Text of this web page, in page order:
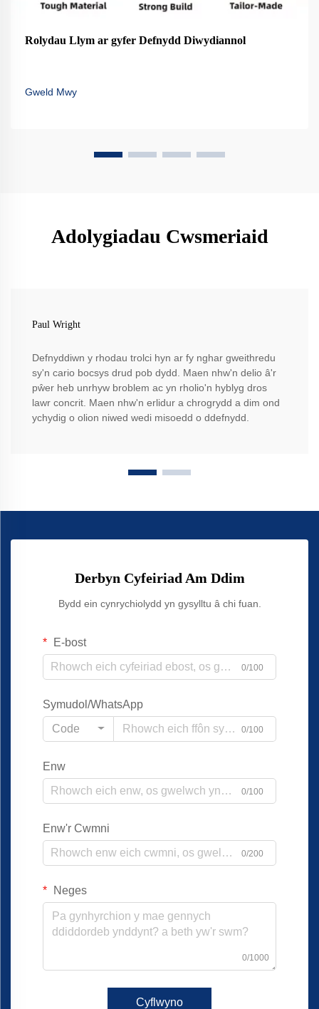
Rolydau Llym ar gyfer Defnydd Diwydiannol
Gweld Mwy
Adolygiadau Cwsmeriaid
Paul Wright
Defnyddiwn y rhodau trolci hyn ar fy nghar gweithredu
sy'n cario bocsys drud pob dydd. Maen nhw'n delio â'r
pŵer heb unrhyw broblem ac yn rholio'n hyblyg dros
lawr concrit. Maen nhw'n erlidur a chrogrydd a dim ond
ychydig o olion niwed wedi misoedd o ddefnydd.
Derbyn Cyfeiriad Am Ddim
Bydd ein cynrychiolydd yn gysylltu â chi fuan.
E-bost
0/100
Symudol/WhatsApp
Code
0/100
Enw
0/100
Enw'r Cwmni
0/200
Neges
0/1000
Cyflwyno